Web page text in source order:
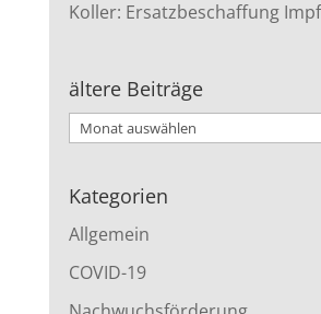
Koller: Ersatzbeschaffung
ältere Beiträge
ältere
Kategorien
Allgemein
COVID-19